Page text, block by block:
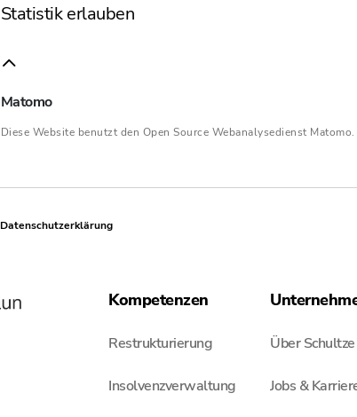
meiner Anfrage elektronisch
Senden
Kompetenzen
Restrukturierung
Insolvenzverwaltung
Über
Jobs &
Statistik erlauben
Matomo
Diese Website benutzt den Open Source Webanalysedienst Matomo.
Datenschutzerklärung